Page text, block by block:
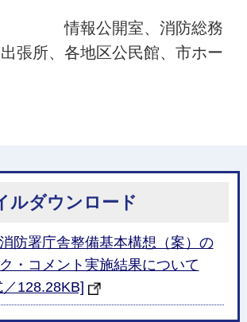
情報公開室、消防総務
張所、各地区公民館、市ホー
ルダウンロード
防署庁舎整備基本構想（案）の
・コメント実施結果について
128.28KB]